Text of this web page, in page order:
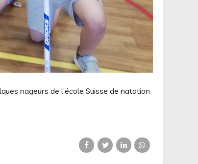
nageurs de l’école Suisse de natation